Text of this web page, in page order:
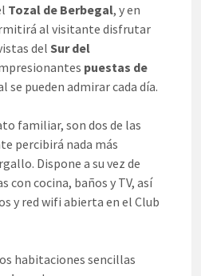
Tozal de Berbegal, y en
al visitante disfrutar
del Sur del
puestas de
se pueden admirar cada día.
familiar, son dos de las
percibirá nada más
Dispone a su vez de
con cocina, baños y TV, así
y red wifi abierta en el Club
habitaciones sencillas